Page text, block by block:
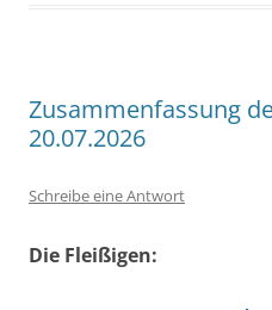
Zusammenfassung
20.07.2026
Schreibe eine Antwort
Die Fleißigen: